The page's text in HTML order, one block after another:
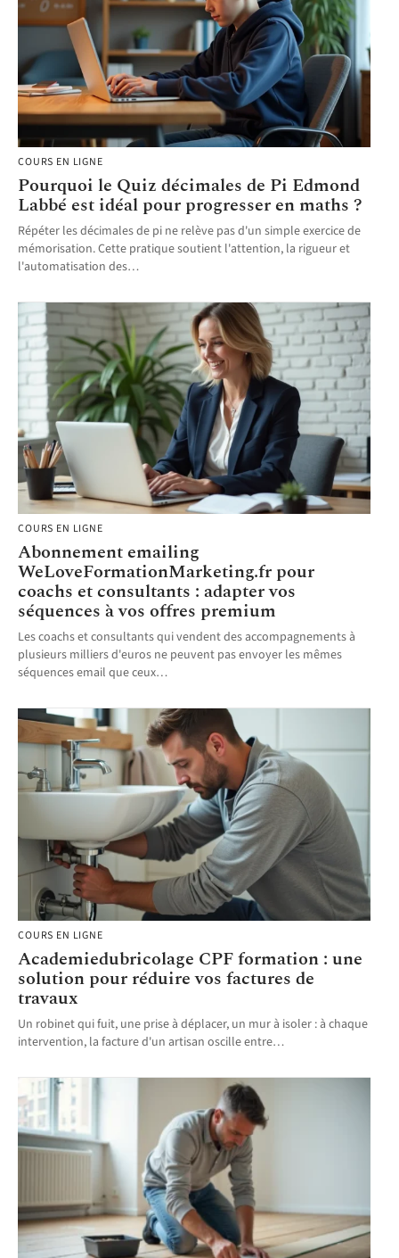
COURS EN LIGNE
Pourquoi le Quiz décimales de Pi Edmond
Labbé est idéal pour progresser en maths ?
Répéter les décimales de pi ne relève pas d'un simple exercice de
mémorisation. Cette pratique soutient l'attention, la rigueur et
l'automatisation des…
COURS EN LIGNE
Abonnement emailing
WeLoveFormationMarketing.fr pour
coachs et consultants : adapter vos
séquences à vos offres premium
Les coachs et consultants qui vendent des accompagnements à
plusieurs milliers d'euros ne peuvent pas envoyer les mêmes
séquences email que ceux…
COURS EN LIGNE
Academiedubricolage CPF formation : une
solution pour réduire vos factures de
travaux
Un robinet qui fuit, une prise à déplacer, un mur à isoler : à chaque
intervention, la facture d'un artisan oscille entre…